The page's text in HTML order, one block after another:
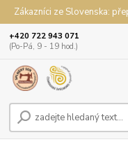
Zákazníci ze Slovenska:
+420 722 943 071
(Po-Pá, 9 - 19 hod.)